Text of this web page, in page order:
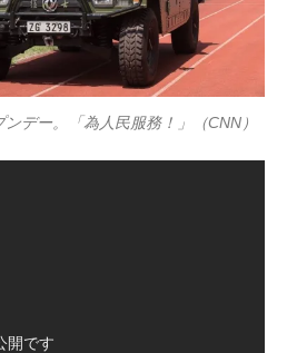
デー。「為人民服務！」（CNN）